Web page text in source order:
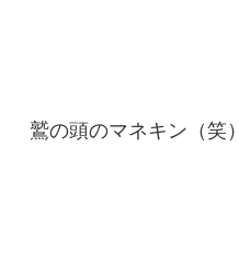
鷲の頭のマネキン（笑